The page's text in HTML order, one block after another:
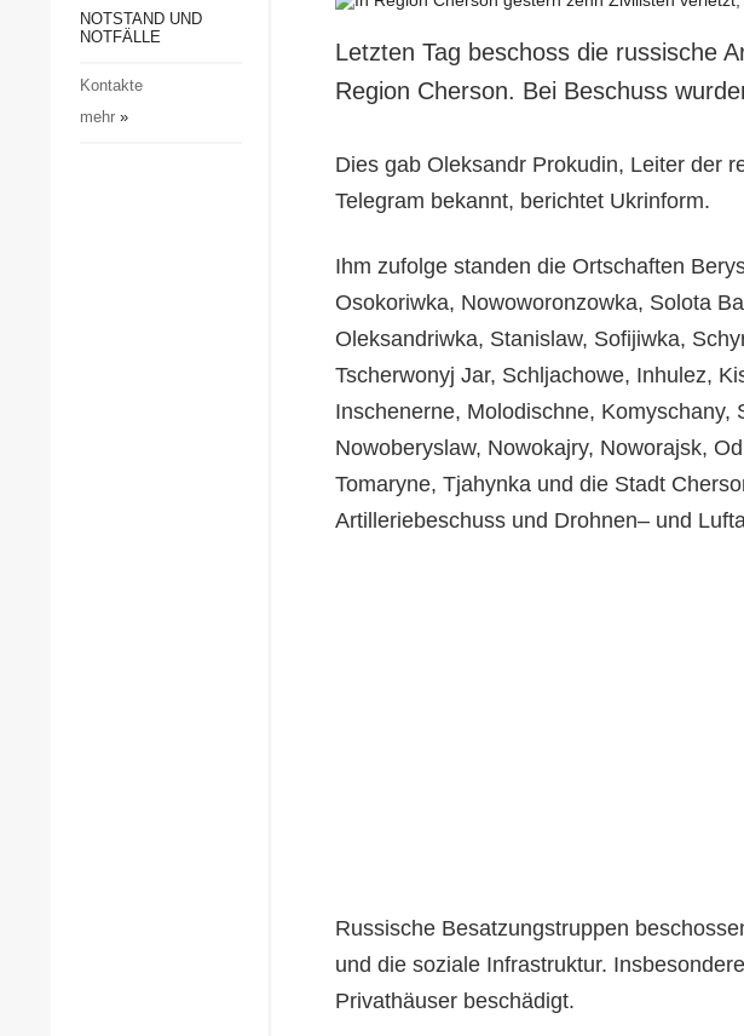
Gesellschaft und Kultur
NOTSTAND UND
NOTFÄLLE
Kontakte
mehr»
Letzten Tag beschoss die russische
Region Cherson. Bei Beschuss
Dies gab Oleksandr Prokudin, Leiter der
Telegram bekannt, berichtet Ukrinform.
Ihm zufolge standen die Ortschaften
Osokoriwka, Nowoworonzowka, Solota
Oleksandriwka, Stanislaw, Sofijiwka,
Tscherwonyj Jar, Schljachowe, Inhulez,
Inschenerne, Molodischne, Komyschany,
Nowoberyslaw, Nowokajry, Noworajsk,
Tomaryne, Tjahynka und die Stadt
Artilleriebeschuss und Drohnen– und
Russische Besatzungstruppen
und die soziale Infrastruktur.
Privathäuser beschädigt.